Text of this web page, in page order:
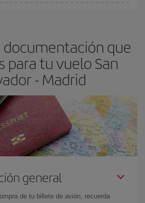
Además, si buscas los vuelos con
del viaje un poco abiertos, podráselegir
documentación que
para tu vuelo San
- Madrid
general
de tu billete de avión, recuerda